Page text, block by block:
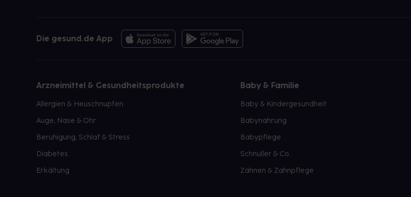
Die gesund.de App
Arzneimittel & Gesundheitsprodukte
Allergien & Heuschnupfen
Auge, Nase & Ohr
Beruhigung, Schlaf & Stress
Diabetes
Erkältung
Baby & Familie
Baby & Kindergesundheit
Babynahrung
Babypflege
Schnuller & Co.
Zahnen & Zahnpflege